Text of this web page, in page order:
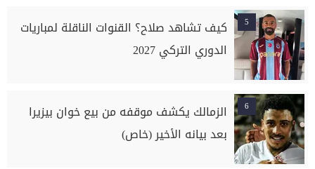
5
كيف تشاهد صلاح؟ القنوات الناقلة لمباريات
الدوري التركي 2027
6
الزمالك يكشف موقفه من بيع خوان بيزيرا
بعد بيانه الأخير (خاص)